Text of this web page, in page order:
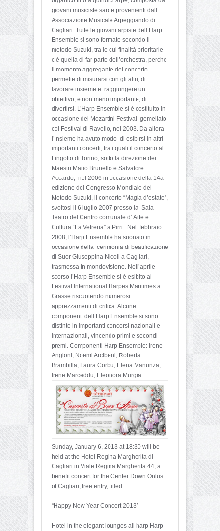
giovani musiciste sarde provenienti dall’
Associazione Musicale Arpeggiando di
Cagliari. Tutte le giovani arpiste dell’Harp
Ensemble si sono formate secondo il
metodo Suzuki, tra le cui finalità prioritarie
c’è quella di far parte dell’orchestra, perché
il momento aggregante del concerto
permette di misurarsi con gli altri, di
lavorare insieme e raggiungere un
obiettivo, e non meno importante, di
divertirsi. L’Harp Ensemble si è costituito in
occasione del Mozartini Festival, gemellato
col Festival di Ravello, nel 2003. Da allora
l’insieme ha avuto modo di esibirsi in altri
importanti concerti, tra i quali il concerto al
Lingotto di Torino, sotto la direzione dei
Maestri Mario Brunello e Salvatore
Accardo, nel 2006 in occasione della 14a
edizione del Congresso Mondiale del
Metodo Suzuki, il concerto “Magia d’estate”,
svoltosi il 6 luglio 2007 presso la Sala
Teatro del Centro comunale d’ Arte e
Cultura “La Vetreria” a Pirri. Nel febbraio
2008, l’Harp Ensemble ha suonato in
occasione della cerimonia di beatificazione
di Suor Giuseppina Nicoli a Cagliari,
trasmessa in mondovisione. Nell’aprile
scorso l’Harp Ensemble si è esibito al
Festival International Harpes Maritimes a
Grasse riscuotendo numerosi
apprezzamenti di critica. Alcune
componenti dell’Harp Ensemble si sono
distinte in importanti concorsi nazionali e
internazionali, vincendo primi e secondi
premi. Componenti Harp Ensemble: Irene
Angioni, Noemi Arcibeni, Roberta
Brambilla, Laura Corbu, Elena Manunza,
Irene Marceddu, Eleonora Murgia.
Sunday, January 6, 2013 at 18:30 will be
held at the Hotel Regina Margherita di
Cagliari in Viale Regina Margherita 44, a
benefit concert for the Center Down Onlus
of Cagliari, free entry, titled:
“Happy New Year Concert 2013″
Hotel in the elegant lounges all harp Harp